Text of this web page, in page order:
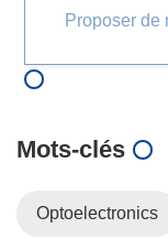
Proposer de
Mots‑clés
Optoelectronics